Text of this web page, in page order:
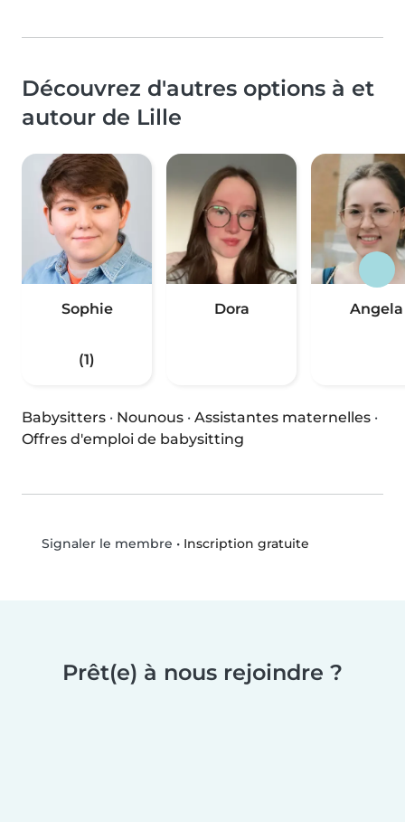
Découvrez d'autres options à et
autour de Lille
Sophie
(1)
Dora Angela
Babysitters · Nounous · Assistantes maternelles ·
Offres d'emploi de babysitting
Signaler le membre • Inscription gratuite
Prêt(e) à nous rejoindre ?